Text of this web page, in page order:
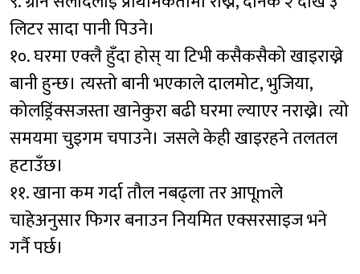
लिटर सादा पानी पिउने।
१०. घरमा एक्लै हुँदा होस् या टिभी कसैकसैको खाइराख्ने
बानी हुन्छ। त्यस्तो बानी भएकाले दालमोट, भुजिया,
कोलड्रिंक्सजस्ता खानेकुरा बढी घरमा ल्याएर नराख्ने। त्यो
समयमा चुइगम चपाउने। जसले केही खाइरहने तलतल
हटाउँछ।
११. खाना कम गर्दा तौल नबढ्ला तर आपूmले
चाहेअनुसार फिगर बनाउन नियमित एक्सरसाइज भने
गर्नै पर्छ।